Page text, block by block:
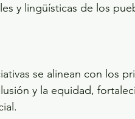
y lingüísticas de los
se alinean con los
y la equidad,